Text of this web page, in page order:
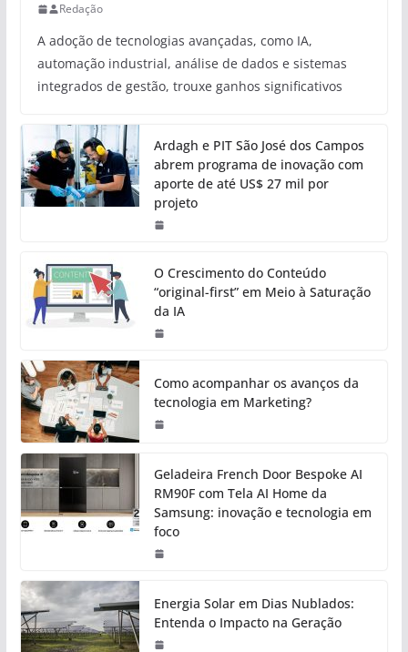
Redação
A adoção de tecnologias avançadas, como IA,
automação industrial, análise de dados e sistemas
integrados de gestão, trouxe ganhos significativos
Ardagh e PIT São José dos Campos
abrem programa de inovação com
aporte de até US$ 27 mil por
projeto
O Crescimento do Conteúdo
“original-first” em Meio à Saturação
da IA
Como acompanhar os avanços da
tecnologia em Marketing?
Geladeira French Door Bespoke AI
RM90F com Tela AI Home da
Samsung: inovação e tecnologia em
foco
Energia Solar em Dias Nublados:
Entenda o Impacto na Geração